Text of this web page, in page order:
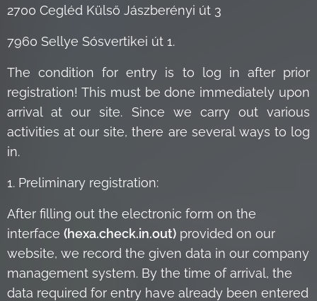
2700 Cegléd Külső Jászberényi út 3
7960 Sellye Sósvertikei út 1.
The condition for entry is to log in after prior
registration! This must be done immediately upon
arrival at our site. Since we carry out various
activities at our site, there are several ways to log
in.
1. Preliminary registration:
After filling out the electronic form on the
interface (hexa.check.in.out) provided on our
website, we record the given data in our company
management system. By the time of arrival, the
data required for entry have already been entered